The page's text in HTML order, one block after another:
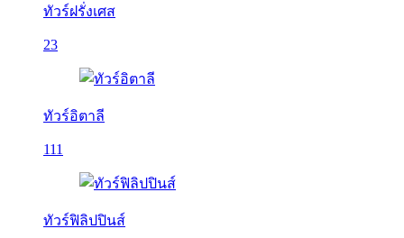
ทัวร์ฝรั่งเศส
23
ทัวร์อิตาลี
111
ทัวร์ฟิลิปปินส์